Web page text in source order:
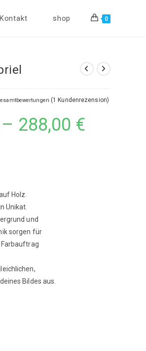
Kontakt shop 0
(1 Kundenrezension)
– 288,00 €
Holz.
Unikat.
und
sorgen für
Bildes aus.